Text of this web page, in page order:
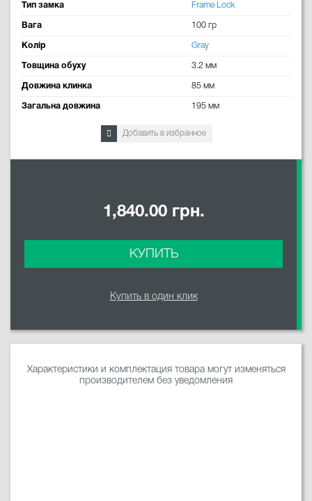
Тип замка Frame Lock
Вага 100 гр
Колір Gray
Товщина обуху 3.2 мм
Довжина клинка 85 мм
Загальна довжина 195 мм
Добавить в избранное
1,840.00 грн.
КУПИТЬ
Купить в один клик
Характеристики и комплектация товара могут изменяться
производителем без уведомления